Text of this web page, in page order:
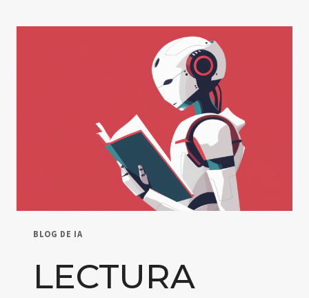
BLOG DE IA
LECTURA